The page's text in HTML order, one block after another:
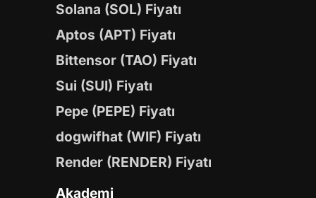
Solana (SOL) Fiyatı
Aptos (APT) Fiyatı
Bittensor (TAO) Fiyatı
Sui (SUI) Fiyatı
Pepe (PEPE) Fiyatı
dogwifhat (WIF) Fiyatı
Render (RENDER) Fiyatı
Akademi